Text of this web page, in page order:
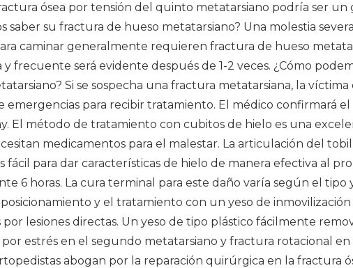
ósea por tensión del quinto metatarsiano podría ser un
saber su fractura de hueso metatarsiano? Una molestia
caminar generalmente requieren fractura de hueso
frecuente será evidente después de 1-2 veces. ¿Cómo
Si se sospecha una fractura metatarsiana, la víctima
emergencias para recibir tratamiento. El médico confirmará el
El método de tratamiento con cubitos de hielo es una
medicamentos para el malestar. La articulación del
fácil para dar características de hielo de manera efectiva al
6 horas. La cura terminal para este daño varía según el tipo
y el tratamiento con un yeso de inmovilización
lesiones directas. Un yeso de tipo plástico fácilmente
estrés en el segundo metatarsiano y fractura rotacional
abogan por la reparación quirúrgica en la fractura